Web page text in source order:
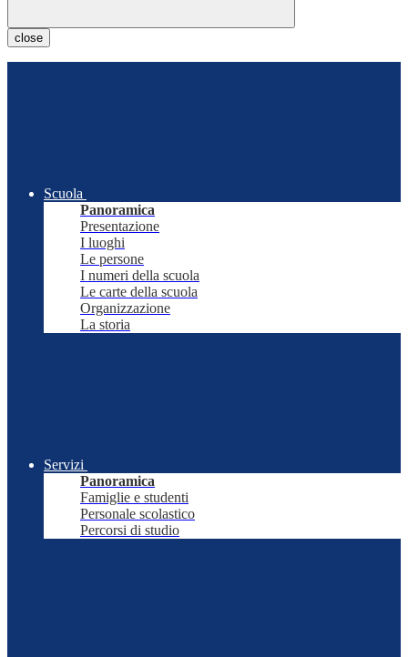
close
Scuola
Panoramica
Presentazione
I luoghi
Le persone
I numeri della scuola
Le carte della scuola
Organizzazione
La storia
Servizi
Panoramica
Famiglie e studenti
Personale scolastico
Percorsi di studio